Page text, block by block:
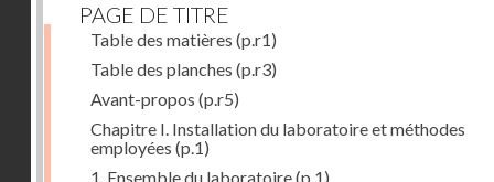
PAGE DE TITRE
Table des matières (p.r1)
Table des planches (p.r3)
Avant-propos (p.r5)
Chapitre I. Installation du laboratoire et méthodes
employées (p.1)
1. Ensemble du laboratoire(p.1)